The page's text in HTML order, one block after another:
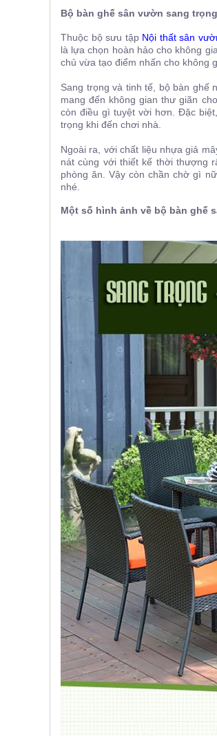
Bộ bàn ghế sân vườn sang
Thuộc bộ sưu tập Nội thất sân
là lựa chọn hoàn hảo cho không
chủ vừa tạo điểm nhấn cho không
Sang trọng và tinh tế, bộ bàn ghế
mang đến không gian thư giãn
còn điều gì tuyệt vời hơn. Đặc
trọng khi đến chơi nhà.
Ngoài ra, với chất liệu nhựa giả
nát cùng với thiết kế thời thượng
phòng ăn. Vậy còn chần chờ gì
nhé.
Một số hình ảnh về bộ bàn ghế